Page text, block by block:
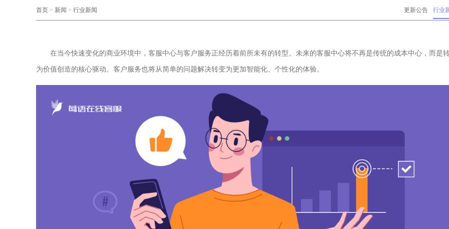
行业
更新公告
首页 > 新闻 > 行业新闻
在当今快速变化的商业环境中，客服中心与客户服务正经历着前所未有的转型。未来的客服中心将不再是传统的成本中心，而是
为价值创造的核心驱动。客户服务也将从简单的问题解决转变为更加智能化、个性化的体验。